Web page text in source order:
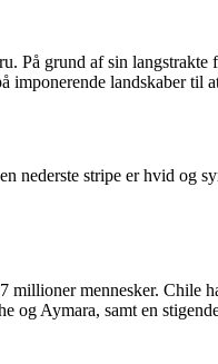
På grund af sin
imponerende landskaber til
nederste stripe er hvid og
mennesker. Chile
Aymara, samt en